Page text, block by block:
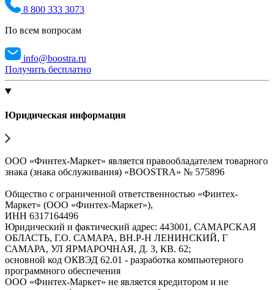
8 800 333 3073
По всем вопросам
info@boostra.ru
Получить бесплатно
Юридическая информация
ООО «Финтех-Маркет» является правообладателем товарного
знака (знака обслуживания) «BOOSTRA» № 575896
Общество с ограниченной ответственностью «Финтех-
Маркет» (ООО «Финтех-Маркет»),
ИНН 6317164496
Юридический и фактический адрес: 443001, САМАРСКАЯ
ОБЛАСТЬ, Г.О. САМАРА, ВН.Р-Н ЛЕНИНСКИЙ, Г
САМАРА, УЛ ЯРМАРОЧНАЯ, Д. 3, КВ. 62;
основной код ОКВЭД 62.01 - разработка компьютерного
программного обеспечения
ООО «Финтех-Маркет» не является кредитором и не